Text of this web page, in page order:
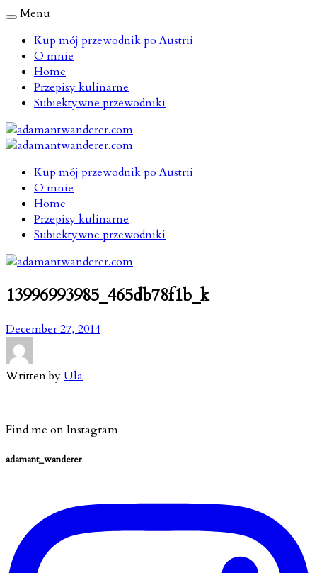
Menu
Kup mój przewodnik po Austrii
O mnie
Home
Przepisy kulinarne
Subiektywne przewodniki
Kup mój przewodnik po Austrii
O mnie
Home
Przepisy kulinarne
Subiektywne przewodniki
13996993985_465db78f1b_k
December 27, 2014
Written byUla
Find me on Instagram
adamant_wanderer